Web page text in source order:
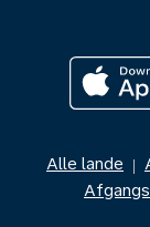
Alle lande |